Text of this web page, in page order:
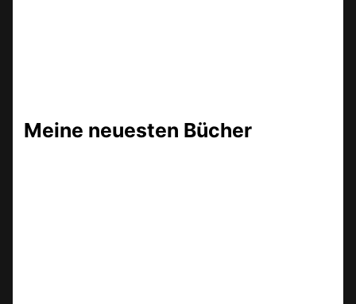
Meine neuesten Bücher